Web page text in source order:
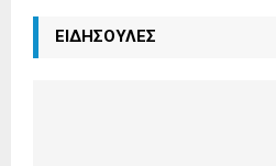
ΕΙΔΗΣΟΥΛΕΣ